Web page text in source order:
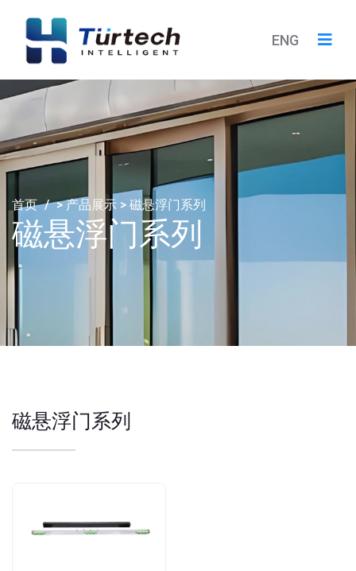
ENG
首页 / >产品展示 > 磁悬浮门系列
磁悬浮门系列
磁悬浮门系列